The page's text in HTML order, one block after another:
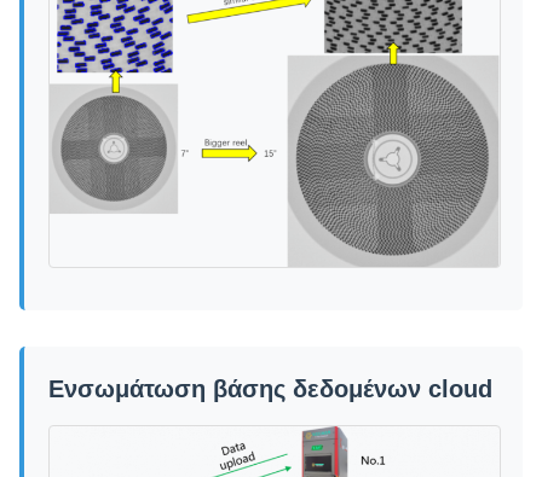
Ενσωμάτωση βάσης δεδομένων cloud